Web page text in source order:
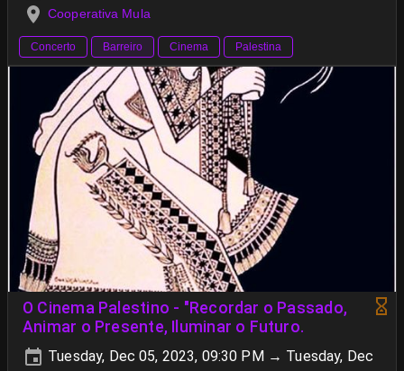
Cooperativa Mula
Concerto Barreiro Cinema Palestina
O Cinema Palestino - "Recordar o Passado,
Animar o Presente, Iluminar o Futuro.
Tuesday, Dec 05, 2023, 09:30 PM → Tuesday, Dec